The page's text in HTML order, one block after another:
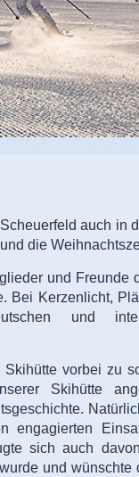
auch in
die
und Freunde
Bei Kerzenlicht,
und
vorbei zu
Skihütte
engagierten
sich auch
und wünschte